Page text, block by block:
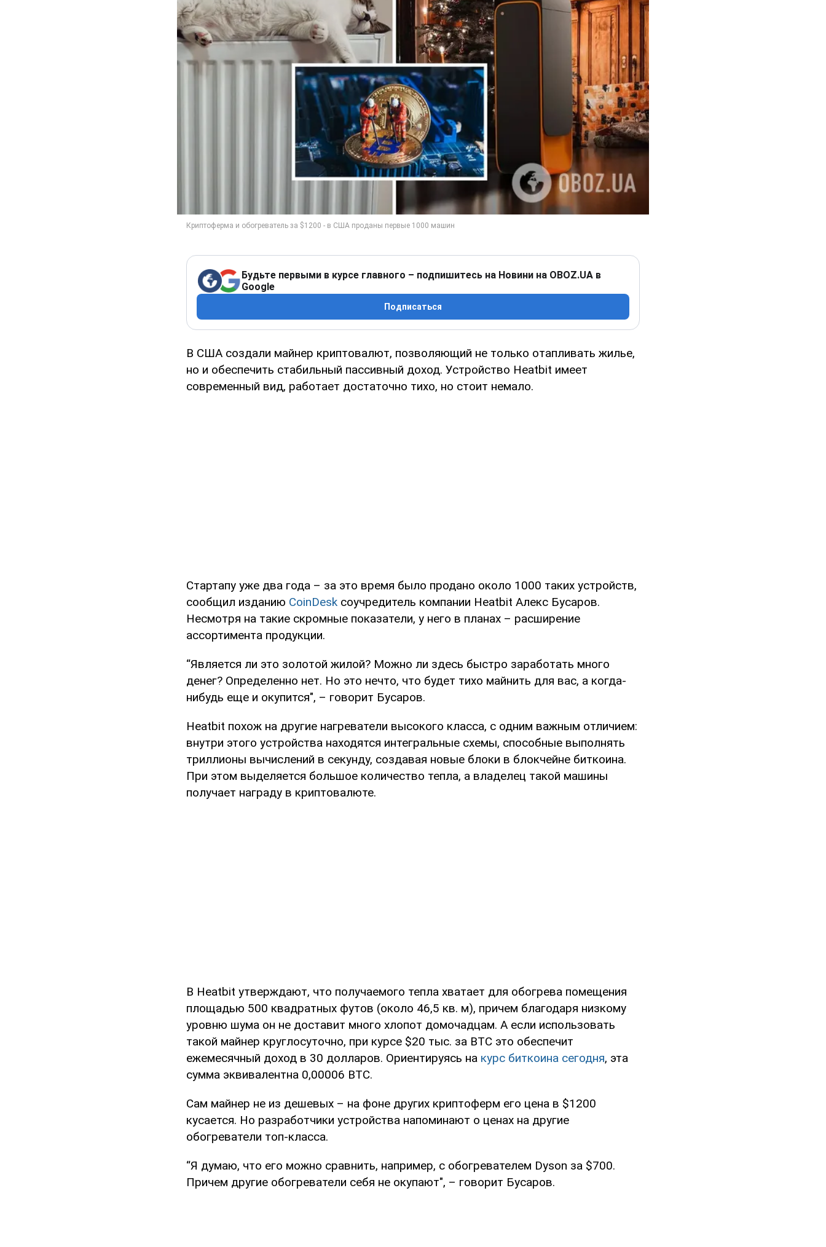
Будьте первыми в курсе главного – подпишитесь на Новини на OBOZ.UA в
Google
Подписаться
В США создали майнер криптовалют, позволяющий не только отапливать жилье,
но и обеспечить стабильный пассивный доход. Устройство Heatbit имеет
современный вид, работает достаточно тихо, но стоит немало.
Стартапу уже два года – за это время было продано около 1000 таких устройств,
сообщил изданию CoinDesk соучредитель компании Heatbit Алекс Бусаров.
Несмотря на такие скромные показатели, у него в планах – расширение
ассортимента продукции.
“Является ли это золотой жилой? Можно ли здесь быстро заработать много
денег? Определенно нет. Но это нечто, что будет тихо майнить для вас, а когда-
нибудь еще и окупится", – говорит Бусаров.
Heatbit похож на другие нагреватели высокого класса, с одним важным отличием:
внутри этого устройства находятся интегральные схемы, способные выполнять
триллионы вычислений в секунду, создавая новые блоки в блокчейне биткоина.
При этом выделяется большое количество тепла, а владелец такой машины
получает награду в криптовалюте.
В Heatbit утверждают, что получаемого тепла хватает для обогрева помещения
площадью 500 квадратных футов (около 46,5 кв. м), причем благодаря низкому
уровню шума он не доставит много хлопот домочадцам. А если использовать
такой майнер круглосуточно, при курсе $20 тыс. за BTC это обеспечит
ежемесячный доход в 30 долларов. Ориентируясь на курс биткоина сегодня, эта
сумма эквивалентна 0,00006 BTC.
Cам майнер не из дешевых – на фоне других криптоферм его цена в $1200
кусается. Но разработчики устройства напоминают о ценах на другие
обогреватели топ-класса.
“Я думаю, что его можно сравнить, например, с обогревателем Dyson за $700.
Причем другие обогреватели себя не окупают", – говорит Бусаров.